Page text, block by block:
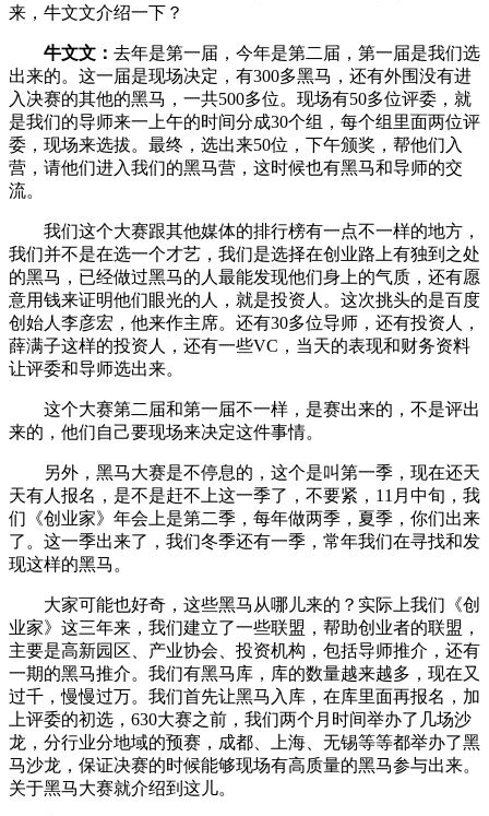
来，牛文文介绍一下？
牛文文： 去年是第一届，今年是第二届，第一届是我们选
出来的。这一届是现场决定，有300多黑马，还有外围没有进
入决赛的其他的黑马，一共500多位。现场有50多位评委，就
是我们的导师来一上午的时间分成30个组，每个组里面两位评
委，现场来选拔。最终，选出来50位，下午颁奖，帮他们入
营，请他们进入我们的黑马营，这时候也有黑马和导师的交
流。
我们这个大赛跟其他媒体的排行榜有一点不一样的地方，
我们并不是在选一个才艺，我们是选择在创业路上有独到之处
的黑马，已经做过黑马的人最能发现他们身上的气质，还有愿
意用钱来证明他们眼光的人，就是投资人。这次挑头的是百度
创始人李彦宏，他来作主席。还有30多位导师，还有投资人，
薛满子这样的投资人，还有一些VC，当天的表现和财务资料
让评委和导师选出来。
这个大赛第二届和第一届不一样，是赛出来的，不是评出
来的，他们自己要现场来决定这件事情。
另外，黑马大赛是不停息的，这个是叫第一季，现在还天
天有人报名，是不是赶不上这一季了，不要紧，11月中旬，我
们《创业家》年会上是第二季，每年做两季，夏季，你们出来
了。这一季出来了，我们冬季还有一季，常年我们在寻找和发
现这样的黑马。
大家可能也好奇，这些黑马从哪儿来的？实际上我们《创
业家》这三年来，我们建立了一些联盟，帮助创业者的联盟，
主要是高新园区、产业协会、投资机构，包括导师推介，还有
一期的黑马推介。我们有黑马库，库的数量越来越多，现在又
过千，慢慢过万。我们首先让黑马入库，在库里面再报名，加
上评委的初选，630大赛之前，我们两个月时间举办了几场沙
龙，分行业分地域的预赛，成都、上海、无锡等等都举办了黑
马沙龙，保证决赛的时候能够现场有高质量的黑马参与出来。
关于黑马大赛就介绍到这儿。